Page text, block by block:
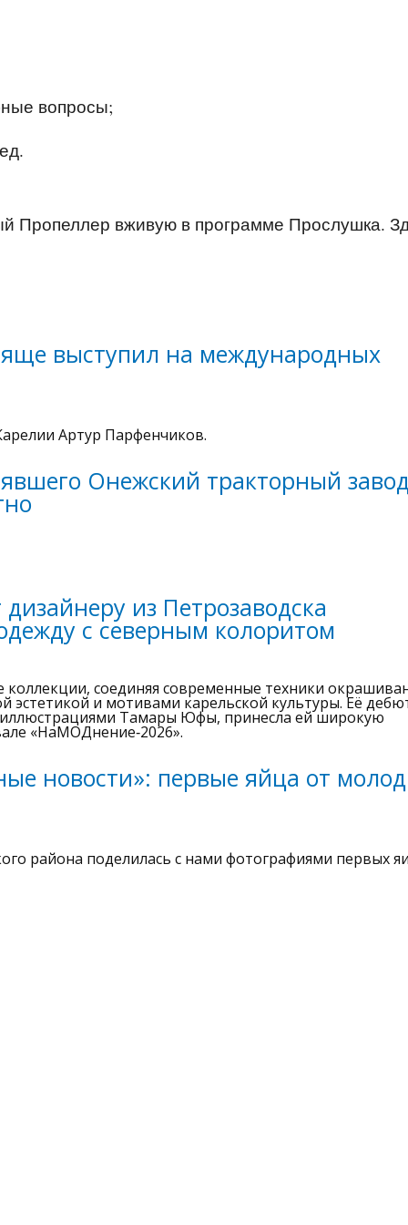
вопросы;
Пропеллер вживую в программе Прослушка.
выступил на международных
Артур Парфенчиков.
Онежский тракторный
из Петрозаводска
с северным колоритом
коллекции, соединяя современные техники
эстетикой и мотивами карельской культуры. Её
иллюстрациями Тамары Юфы, принесла ей широкую
«НаМОДнение‑2026».
новости»: первые яйца от
района поделилась с нами фотографиями первых